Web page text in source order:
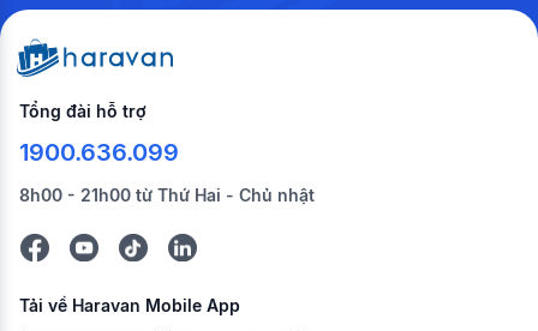
Tổng đài hỗ trợ
1900.636.099
8h00 - 21h00 từ Thứ Hai - Chủ nhật
Tải về Haravan Mobile App